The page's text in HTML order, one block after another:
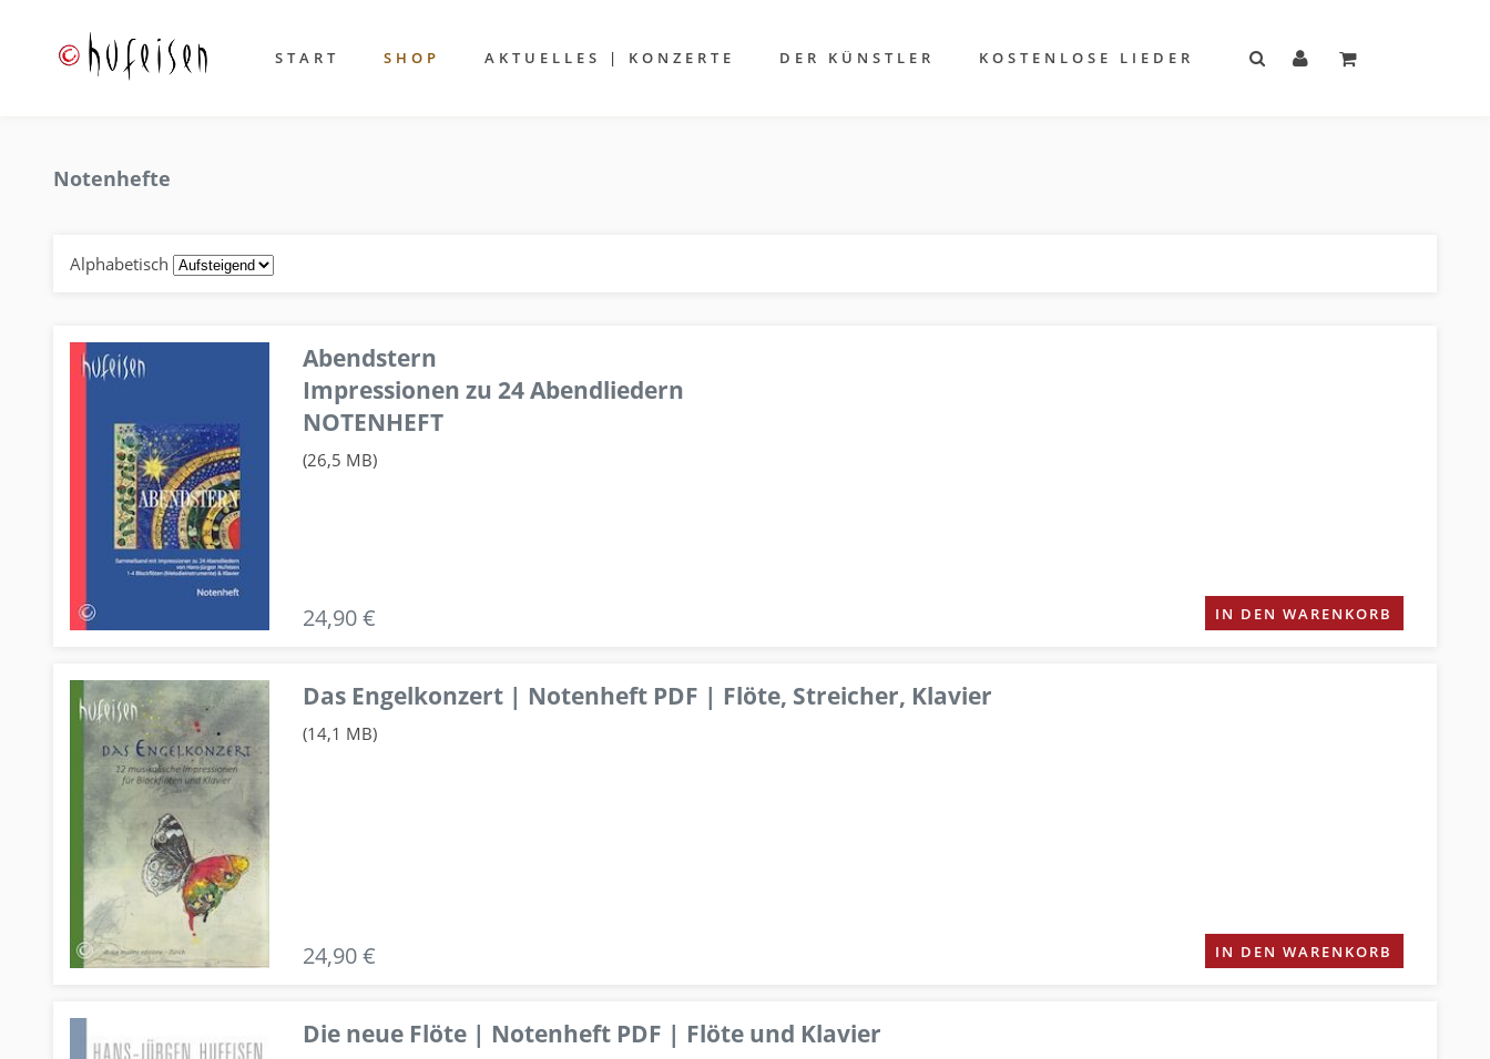
START SHOP AKTUELLES | KONZERTE DER KÜNSTLER KOSTENLOSE LIEDER
Notenhefte
Alphabetisch
Abendstern
Impressionen zu 24 Abendliedern
NOTENHEFT
(26,5 MB)
24,90 € IN DEN WARENKORB
Das Engelkonzert | Notenheft PDF | Flöte, Streicher, Klavier
(14,1 MB)
24,90 € IN DEN WARENKORB
Die neue Flöte | Notenheft PDF | Flöte und Klavier